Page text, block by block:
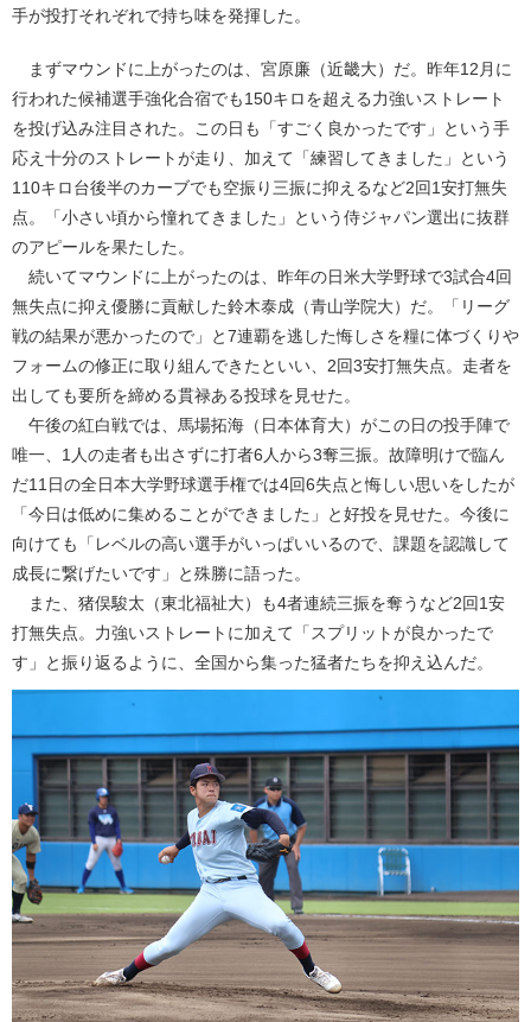
手が投打それぞれで持ち味を発揮した。
まずマウンドに上がったのは、宮原廉（近畿大）だ。昨年12月に
行われた候補選手強化合宿でも150キロを超える力強いストレート
を投げ込み注目された。この日も「すごく良かったです」という手
応え十分のストレートが走り、加えて「練習してきました」という
110キロ台後半のカーブでも空振り三振に抑えるなど2回1安打無失
点。「小さい頃から憧れてきました」という侍ジャパン選出に抜群
のアピールを果たした。
続いてマウンドに上がったのは、昨年の日米大学野球で3試合4回
無失点に抑え優勝に貢献した鈴木泰成（青山学院大）だ。「リーグ
戦の結果が悪かったので」と7連覇を逃した悔しさを糧に体づくりや
フォームの修正に取り組んできたといい、2回3安打無失点。走者を
出しても要所を締める貫禄ある投球を見せた。
午後の紅白戦では、馬場拓海（日本体育大）がこの日の投手陣で
唯一、1人の走者も出さずに打者6人から3奪三振。故障明けで臨ん
だ11日の全日本大学野球選手権では4回6失点と悔しい思いをしたが
「今日は低めに集めることができました」と好投を見せた。今後に
向けても「レベルの高い選手がいっぱいいるので、課題を認識して
成長に繋げたいです」と殊勝に語った。
また、猪俣駿太（東北福祉大）も4者連続三振を奪うなど2回1安
打無失点。力強いストレートに加えて「スプリットが良かったで
す」と振り返るように、全国から集った猛者たちを抑え込んだ。